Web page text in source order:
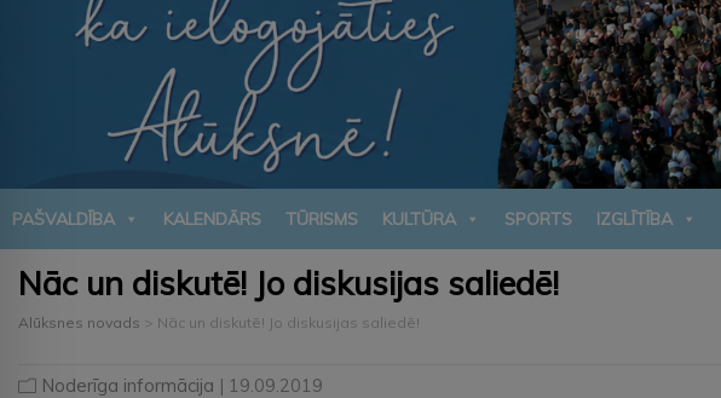
PAŠVALDĪBA KALENDĀRS TŪRISMS KULTŪRA SPORTS IZGLĪTĪBA
Nāc un diskutē! Jo diskusijas saliedē!
Alūksnes novads > Nāc un diskutē! Jo diskusijas saliedē!
Noderīga informācija | 19.09.2019